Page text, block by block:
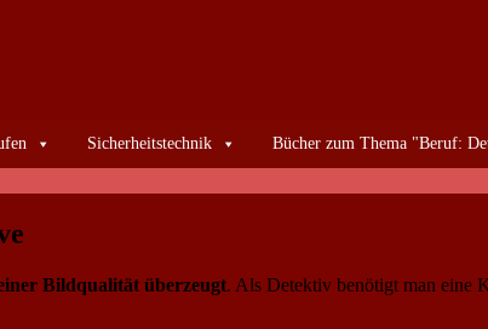
Sicherheitstechnik Bücher zum Thema "Beruf:
Bildqualität überzeugt. Als Detektiv benötigt man eine